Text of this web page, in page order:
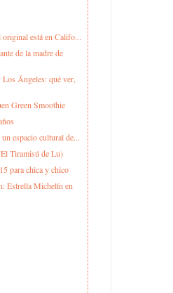
está en Califo...
de la madre de
Ángeles: qué ver,
Green Smoothie
espacio cultural de...
Tiramisú de Lu)
para chica y chico
Estrella Michelín en